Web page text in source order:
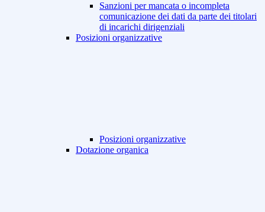
Sanzioni per mancata o incompleta
comunicazione dei dati da parte dei titolari
di incarichi dirigenziali
Posizioni organizzative
Posizioni organizzative
Dotazione organica